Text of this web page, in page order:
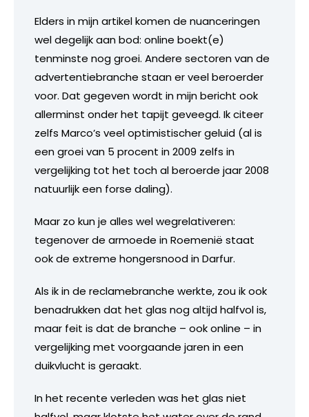
Elders in mijn artikel komen de nuanceringen
wel degelijk aan bod: online boekt(e)
tenminste nog groei. Andere sectoren van de
advertentiebranche staan er veel beroerder
voor. Dat gegeven wordt in mijn bericht ook
allerminst onder het tapijt geveegd. Ik citeer
zelfs Marco’s veel optimistischer geluid (al is
een groei van 5 procent in 2009 zelfs in
vergelijking tot het toch al beroerde jaar 2008
natuurlijk een forse daling).
Maar zo kun je alles wel wegrelativeren:
tegenover de armoede in Roemenië staat
ook de extreme hongersnood in Darfur.
Als ik in de reclamebranche werkte, zou ik ook
benadrukken dat het glas nog altijd halfvol is,
maar feit is dat de branche – ook online – in
vergelijking met voorgaande jaren in een
duikvlucht is geraakt.
In het recente verleden was het glas niet